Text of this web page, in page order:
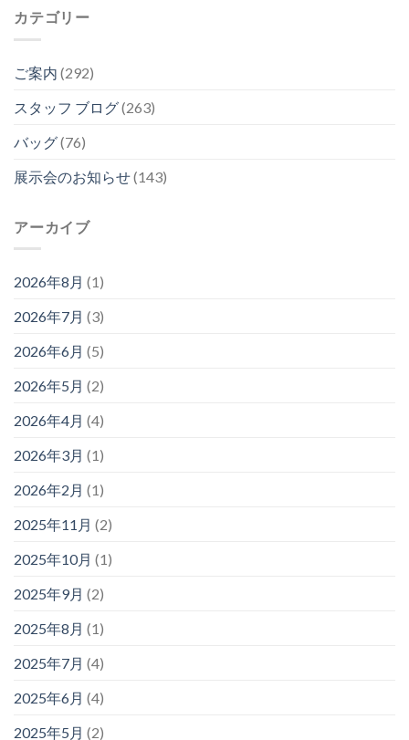
カテゴリー
ご案内 (292)
スタッフ ブログ(263)
バッグ(76)
展示会のお知らせ(143)
アーカイブ
2026年8月 (1)
2026年7月 (3)
2026年6月 (5)
2026年5月 (2)
2026年4月 (4)
2026年3月 (1)
2026年2月 (1)
2025年11月 (2)
2025年10月 (1)
2025年9月 (2)
2025年8月 (1)
2025年7月 (4)
2025年6月 (4)
2025年5月 (2)